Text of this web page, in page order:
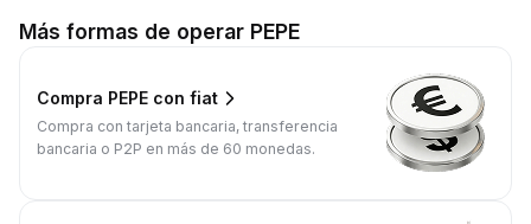
Más formas de operar PEPE
Compra PEPE con fiat
Compra con tarjeta bancaria, transferencia
bancaria o P2P en más de 60 monedas.